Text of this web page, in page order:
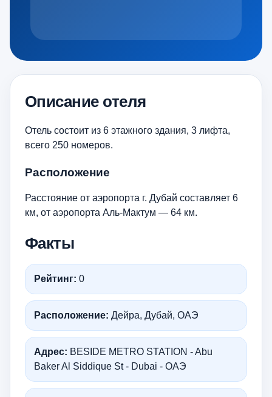
Описание отеля
Отель состоит из 6 этажного здания, 3 лифта,
всего 250 номеров.
Расположение
Расстояние от аэропорта г. Дубай составляет 6
км, от аэропорта Аль-Мактум — 64 км.
Факты
Рейтинг: 0
Расположение: Дейра, Дубай, ОАЭ
Адрес: BESIDE METRO STATION - Abu
Baker Al Siddique St - Dubai - ОАЭ